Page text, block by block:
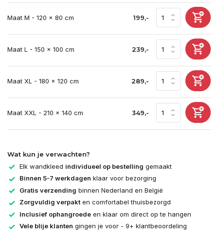
Maat M - 120 x 80 cm 199,-
Maat L - 150 x 100 cm 239,-
Maat XL - 180 x 120 cm 289,-
Maat XXL - 210 x 140 cm 349,-
Wat kun je verwachten?
Elk wandkleed individueel op bestelling gemaakt
Binnen 5-7 werkdagen klaar voor bezorging
Gratis verzending binnen Nederland en België
Zorgvuldig verpakten comfortabel thuisbezorgd
Inclusief ophangroede en klaar om direct op te hangen
Vele blije klanten gingen je voor - 9+ klantbeoordeling